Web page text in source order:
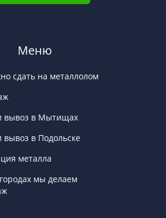
Меню
сдать на металлолом
вывоз в Мытищах
в Подольске
металла
мы делаем